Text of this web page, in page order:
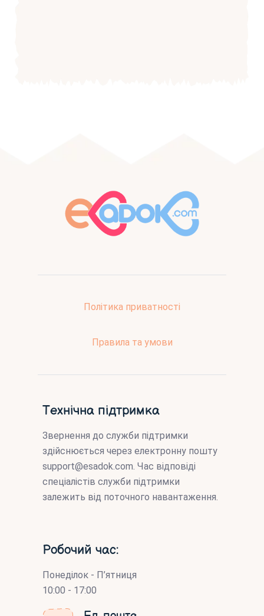
Політика приватності
Правила та умови
Технічна підтримка
Звернення до служби підтримки
здійснюється через електронну пошту
support@esadok.com. Час відповіді
спеціалістів служби підтримки
залежить від поточного навантаження.
Робочий час:
Понеділок - П’ятниця
10:00 - 17:00